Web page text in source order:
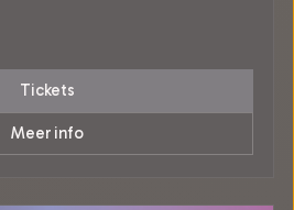
Tickets
Meer info